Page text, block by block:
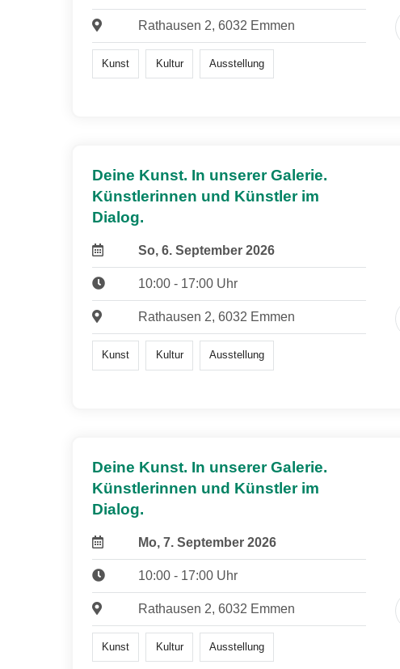
Rathausen 2, 6032 Emmen
Kunst Kultur Ausstellung
Deine Kunst. In unserer Galerie.
Künstlerinnen und Künstler im
Dialog.
So, 6. September 2026
10:00 - 17:00 Uhr
Rathausen 2, 6032 Emmen
Kunst Kultur Ausstellung
Deine Kunst. In unserer Galerie.
Künstlerinnen und Künstler im
Dialog.
Mo, 7. September 2026
10:00 - 17:00 Uhr
Rathausen 2, 6032 Emmen
Kunst Kultur Ausstellung